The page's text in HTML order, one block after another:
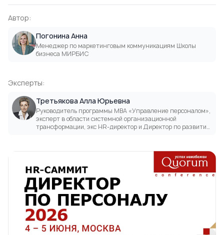
Автор:
Погонина Анна
Менеджер по маркетинговым коммуникациям Школы
бизнеса МИРБИС
Эксперты:
Третьякова Алла Юрьевна
Руководитель программы MBA «Управление персоналом»,
эксперт в области системной организационной
трансформации, экс HR-директор и Директор по развитию